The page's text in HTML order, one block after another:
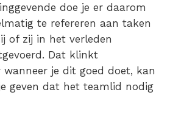
doe je er daarom
te refereren aan taken
of zij in het verleden
Dat klinkt
je dit goed doet, kan
geven dat het teamlid nodig